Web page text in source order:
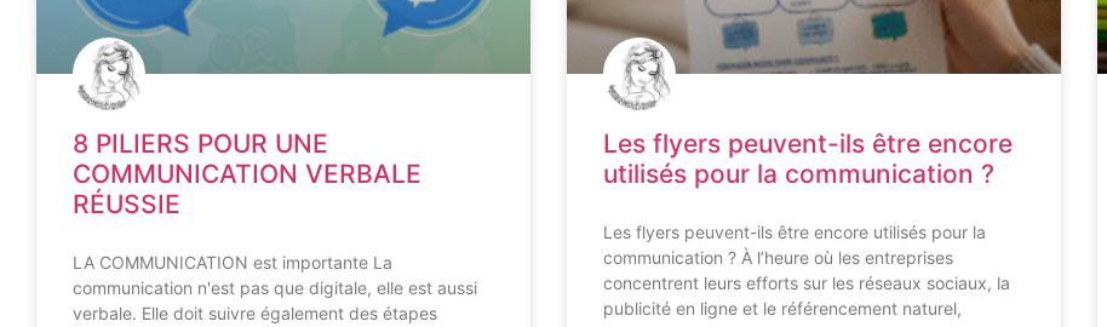
8 PILIERS POUR UNE
COMMUNICATION VERBALE
RÉUSSIE
LA COMMUNICATION est importante La
communication n'est pas que digitale, elle est aussi
verbale. Elle doit suivre également des étapes
Les flyers peuvent-ils être encore
utilisés pour la communication ?
Les flyers peuvent-ils être encore utilisés pour la
communication ? À l’heure où les entreprises
concentrent leurs efforts sur les réseaux sociaux, la
publicité en ligne et le référencement naturel,